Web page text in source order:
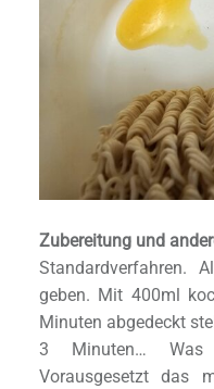
Zubereitung und
Standardverfahren.
geben. Mit 400ml
Minuten abgedeckt
3 Minuten…
Vorausgesetzt das